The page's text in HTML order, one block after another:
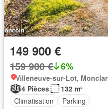
149 900 €
159 900 € 6%
Villeneuve-sur-Lot, Monclar
4 Pièces
132 m²
Climatisation
Parking